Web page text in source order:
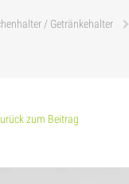
/ Getränkehalter
zum Beitrag